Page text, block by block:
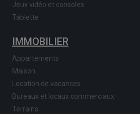
Jeux vidéo et consoles
Tablette
IMMOBILIER
Appartements
Maison
Location de vacances
Bureaux et locaux commerciaux
Terrains